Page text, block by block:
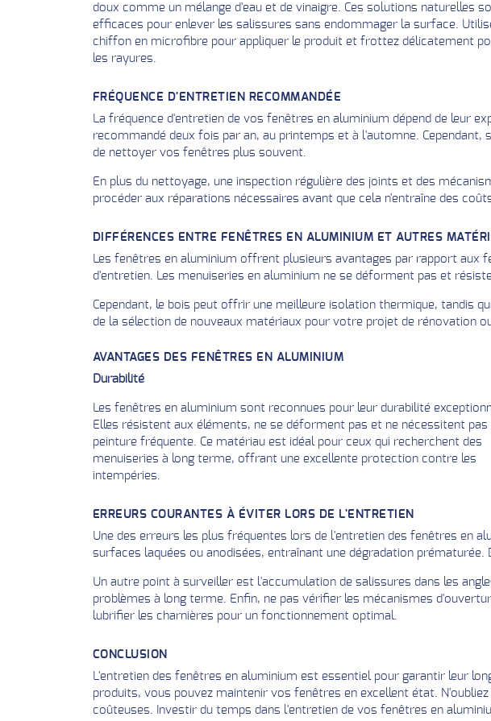
doux comme un mélange d'eau et de vinaigre. Ces solutions naturelles
efficaces pour enlever les salissures sans endommager la surface.
chiffon en microfibre pour appliquer le produit et frottez délicatement
les rayures.
FRÉQUENCE D'ENTRETIEN RECOMMANDÉE
La fréquence d'entretien de vos fenêtres en aluminium dépend de leur
recommandé deux fois par an, au printemps et à l'automne.
de nettoyer vos fenêtres plus souvent.
En plus du nettoyage, une inspection régulière des joints et des
procéder aux réparations nécessaires avant que cela n'entraîne des
DIFFÉRENCES ENTRE FENÊTRES EN ALUMINIUM ET AUTRES
Les fenêtres en aluminium offrent plusieurs avantages par rapport aux
d'entretien. Les menuiseries en aluminium ne se déforment pas et
Cependant, le bois peut offrir une meilleure isolation thermique, tandis
de la sélection de nouveaux matériaux pour votre projet de rénovation
AVANTAGES DES FENÊTRES EN ALUMINIUM
Durabilité
Les fenêtres en aluminium sont reconnues pour leur durabilité
Elles résistent aux éléments, ne se déforment pas et ne nécessitent pas
peinture fréquente. Ce matériau est idéal pour ceux qui recherchent des
menuiseries à long terme, offrant une excellente protection contre les
intempéries.
ERREURS COURANTES À ÉVITER LORS DE L'ENTRETIEN
Une des erreurs les plus fréquentes lors de l'entretien des fenêtres en
surfaces laquées ou anodisées, entraînant une dégradation
Un autre point à surveiller est l'accumulation de salissures dans les
problèmes à long terme. Enfin, ne pas vérifier les mécanismes
lubrifier les charnières pour un fonctionnement optimal.
CONCLUSION
L'entretien des fenêtres en aluminium est essentiel pour garantir leur
produits, vous pouvez maintenir vos fenêtres en excellent état.
coûteuses. Investir du temps dans l'entretien de vos fenêtres en